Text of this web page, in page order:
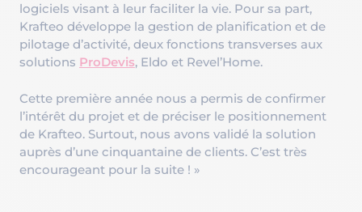
logiciels visant à leur faciliter la vie. Pour sa part,
Krafteo développe la gestion de planification et de
pilotage d’activité, deux fonctions transverses aux
solutions ProDevis, Eldo et Revel’Home.
Cette première année nous a permis de confirmer
l’intérêt du projet et de préciser le positionnement
de Krafteo. Surtout, nous avons validé la solution
auprès d’une cinquantaine de clients. C’est très
encourageant pour la suite ! »